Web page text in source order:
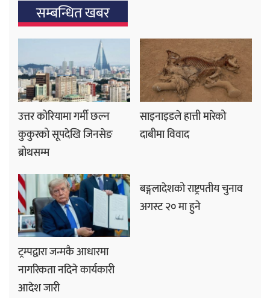
सम्बन्धित खबर
उत्तर कोरियामा गर्मी छल्न
कुकुरको सूपदेखि जिनसेङ
ब्रोथसम्म
साइनाइडले हात्ती मारेको
दाबीमा विवाद
ट्रम्पद्वारा जन्मकै आधारमा
नागरिकता नदिने कार्यकारी
आदेश जारी
बङ्गलादेशको राष्ट्रपतीय चुनाव
अगस्ट २० मा हुने